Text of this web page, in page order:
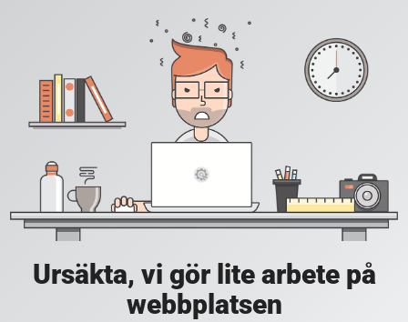
Ursäkta, vi gör lite arbete på
webbplatsen